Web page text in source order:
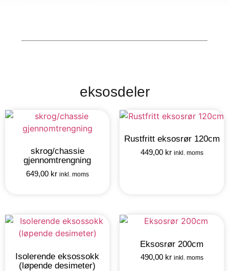
eksosdeler
skrog/chassie
gjennomtrengning
649,00 kr inkl. moms
Rustfritt eksosrør 120cm
449,00 kr inkl. moms
Isolerende eksossokk
(løpende desimeter)
Eksosrør 200cm
490,00 kr inkl. moms